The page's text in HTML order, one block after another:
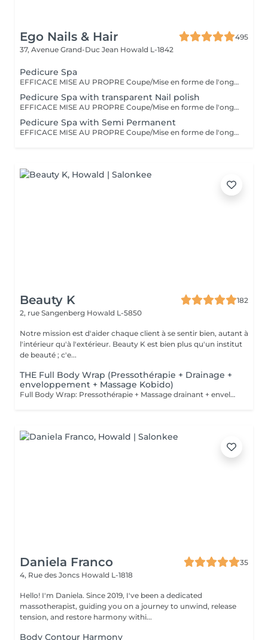
Ego Nails & Hair
495
37, Avenue Grand-Duc Jean Howald L-1842
Pedicure Spa
EFFICACE MISE AU PROPRE Coupe/Mise en forme de l'ongle/retrait des cuticules/retrait des callosités/peeling/gommage/crème La pédicure classique est une pédicure simple complète et efficace elle est parfaite pour entretenir vos pieds tout au long de l'année.
Pedicure Spa with transparent Nail polish
EFFICACE MISE AU PROPRE Coupe/Mise en forme de l'ongle/retrait des cuticules/retrait des callosités/peeling/gommage/crème La pédicure classique est une pédicure simple complète et efficace elle est parfaite pour entretenir vos pieds tout au long de l'année.
Pedicure Spa with Semi Permanent
EFFICACE MISE AU PROPRE Coupe/Mise en forme de l'ongle/retrait des cuticules/retrait des callosités/peeling/gommage/crème La pédicure classique est une pédicure simple complète et efficace elle est parfaite pour entretenir vos pieds tout au long de l'année.
Beauty K
182
2, rue Sangenberg Howald L-5850
Notre mission est d'aider chaque client à se sentir bien, autant à
l'intérieur qu'à l'extérieur. Beauty K est bien plus qu'un institut
de beauté ; c'e...
THE Full Body Wrap (Pressothérapie + Drainage +
enveloppement + Massage Kobido)
Full Body Wrap: Pressothérapie + Massage drainant + enveloppement + Massage facial Kobido: Le soin Full Body Wrap offre une expérience de bien-être intégrale, combinant les techniques de Massage Drainant, d'Enveloppement Corporel, de Pressothérapie, et de Massage Facial Kobido. Ce parcours complet est idéal pour ceux qui cherchent à revitaliser leur corps et visage tout en bénéficiant d'une relaxation profonde et d'un traitement esthétique et détoxifiant. Déroulement du Soin : 1. Massage Drainant : Le soin commence par un massage drainant qui stimule la circulation lymphatique, aide à réduire la rétention d'eau et prépare le corps pour l'enveloppement. Ce massage cible les zones susceptibles d'accumuler des toxines, facilitant leur élimination. 2. Enveloppement Corporel : Après le massage, un enveloppement corporel à base d'actifs naturels tels que des algues, de la boue ou de l'argile est appliqué. Cet enveloppement aide à infuser la peau de nutriments essentiels et intensifie la détoxification. 3. Pressothérapie : Le client passe ensuite dans la pressothérapie où la chaleur favorise une transpiration profonde, amplifiant l'effet des actifs de l'enveloppement tout en stimulant le système lymphatique et circulatoire. 4. Massage Facial Kobido (45 minutes) : Pour conclure le soin, un massage facial Kobido est pratiqué, durant lequel des techniques traditionnelles japonaises sont utilisées pour stimuler et rajeunir la peau du visage. Ce massage est réputé pour ses effets liftants et ses bienfaits sur la qualité de la peau, procurant éclat et fermeté. Bienfaits du Full Body Wrap : Détoxification Intensive : La combinaison du massage, de l'enveloppement et de la pressothérapie offre une purification en profondeur, aidant à éliminer les toxines accumulées dans le corps. Amélioration de la Circulation : Le massage drainant et la chaleur de la pressothérapie stimulent la circulation sanguine et lymphatique, favorisant une meilleure santé générale et une réduction de la cellulite. Effet Raffermissant et Tonifiant : L'enveloppement et la pressothérapie aident à tonifier et raffermir la peau, tandis que le Kobido cible les signes de vieillissement du visage, apportant un effet anti-âge naturel. Relaxation Profonde : Chaque étape du soin est conçue pour relaxer profondément, réduisant le stress et améliorant la qualité du sommeil. Ce soin est parfait pour ceux qui cherchent un traitement complet du corps et du visage, offrant des résultats visibles et une expérience de détente profonde.
Daniela Franco
35
4, Rue des Joncs Howald L-1818
Hello! I'm Daniela. Since 2019, I've been a dedicated
massotherapist, guiding you on a journey to unwind, release
tension, and restore harmony withi...
Body Contour Harmony